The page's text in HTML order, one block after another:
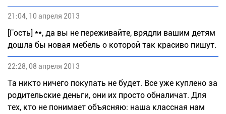
21:04, 10 апреля 2013
[Гость] **, да вы не переживайте, врядли вашим детям
дошла бы новая мебель о которой так красиво пишут.
22:28, 08 апреля 2013
Та никто ничего покупать не будет. Все уже куплено за
родительские деньги, они их просто обналичат. Для
тех, кто не понимает объясняю: наша классная нам